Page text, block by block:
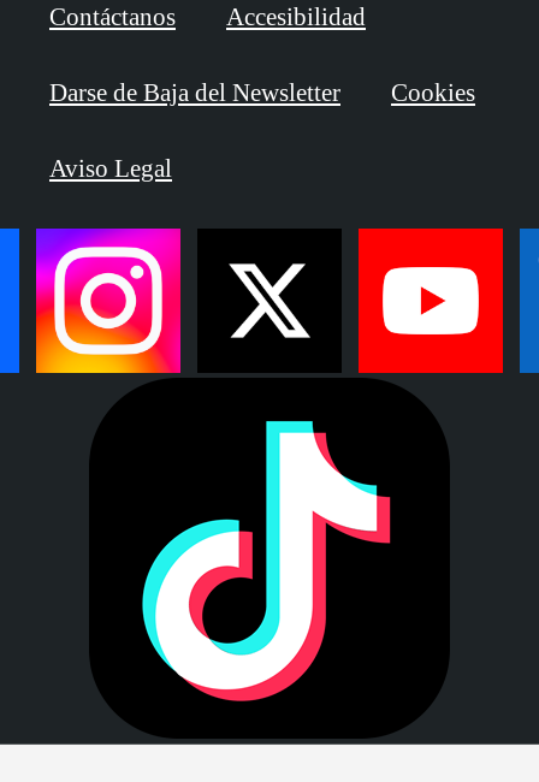
Contáctanos Accesibilidad
Darse de Baja del Newsletter Cookies
Aviso Legal